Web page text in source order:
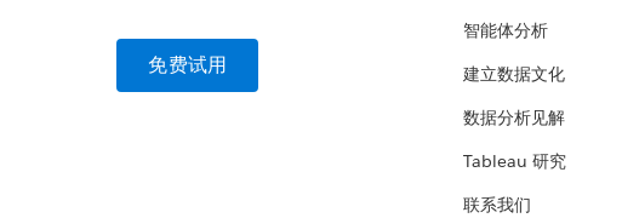
免费试用
智能体分析
建立数据文化
数据分析见解
Tableau 研究
联系我们